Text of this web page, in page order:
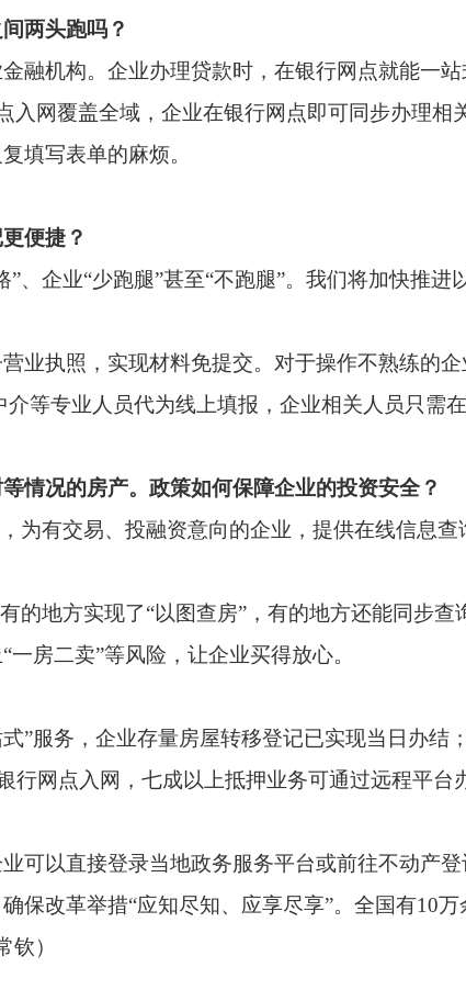
料免提交。对于操作不熟练的企业，多地还在探索“帮
策如何保障企业的投资安全？
资意向的企业，提供在线信息查询服务。企业相关人员能
以图查房”，有的地方还能同步查询该企业的经营状况、已
量房屋转移登记已实现当日办结；深圳与32家金融机构系
成以上抵押业务可通过远程平台办理。这些地方的经验，
地政务服务平台或前往不动产登记大厅查询。自然资源部